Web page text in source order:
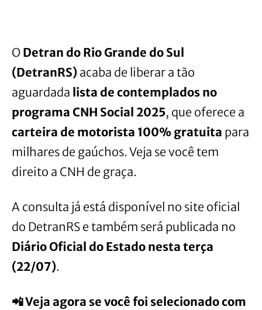
O Detran do Rio Grande do Sul
(DetranRS) acaba de liberar a tão
aguardada lista de contemplados no
programa CNH Social 2025, que oferece a
carteira de motorista 100% gratuita para
milhares de gaúchos. Veja se você tem
direito a CNH de graça.
A consulta já está disponível no site oficial
do DetranRS e também será publicada no
Diário Oficial do Estado nesta terça
(22/07).
📲 Veja agora se você foi selecionado com